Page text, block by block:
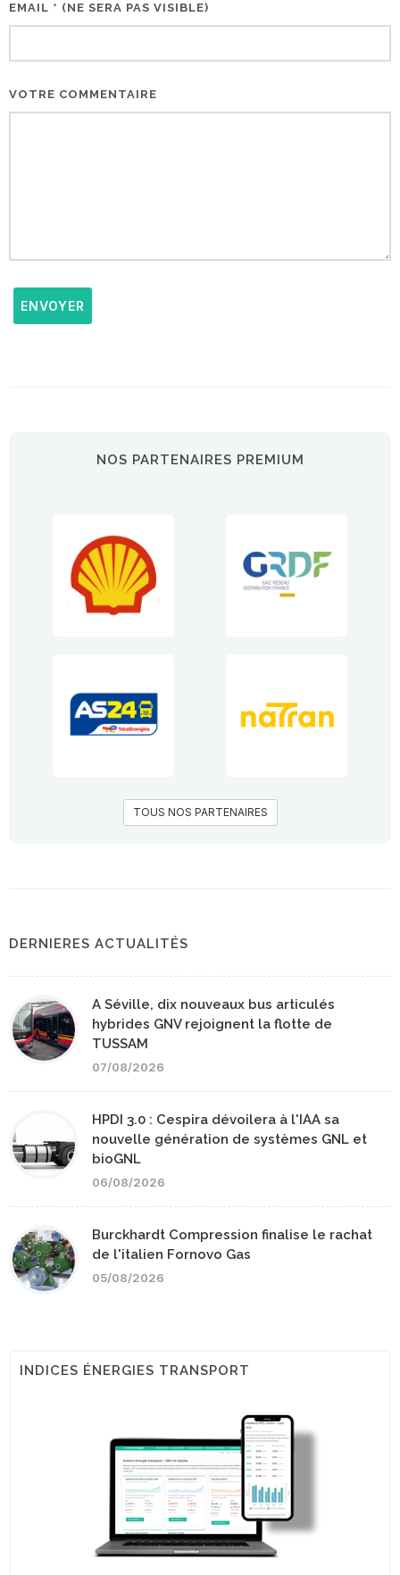
EMAIL * (NE SERA PAS VISIBLE)
VOTRE COMMENTAIRE
ENVOYER
NOS PARTENAIRES PREMIUM
TOUS NOS PARTENAIRES
DERNIERES ACTUALITÉS
A Séville, dix nouveaux bus articulés
hybrides GNV rejoignent la flotte de
TUSSAM
07/08/2026
HPDI 3.0 : Cespira dévoilera à l'IAA sa
nouvelle génération de systèmes GNL et
bioGNL
06/08/2026
Burckhardt Compression finalise le rachat
de l'italien Fornovo Gas
05/08/2026
INDICES ÉNERGIES TRANSPORT